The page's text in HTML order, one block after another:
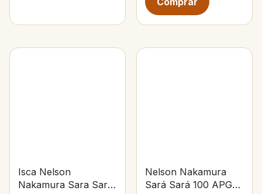
Isca Nelson
Nakamura Sara Sará
Nelson Nakamura
Sará Sará 100 APG-